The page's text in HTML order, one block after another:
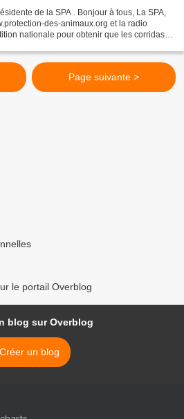
de la SPA . Bonjour à tous, La SPA,
des-animaux.org et la radio
nationale pour obtenir que les corridas
Page suivante >
le portail Overblog
blog sur Overblog
Créer un blog